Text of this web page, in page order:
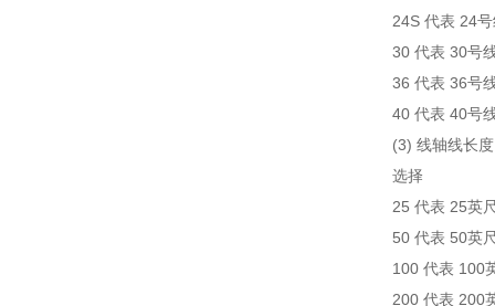
24S 代表 24
30 代表 30号
36 代表 36号
40 代表 40号
(3) 线轴线长度
选择
25 代表 25英
50 代表 50英
100 代表 100
200 代表 200